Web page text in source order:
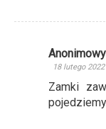
Anonimowy
18 lutego
Zamki